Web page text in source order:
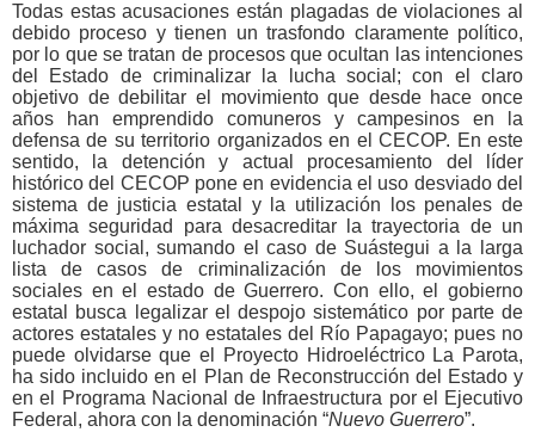
Todas estas acusaciones están plagadas de violaciones al
debido proceso y tienen un trasfondo claramente político,
por lo que se tratan de procesos que ocultan las intenciones
del Estado de criminalizar la lucha social; con el claro
objetivo de debilitar el movimiento que desde hace once
años han emprendido comuneros y campesinos en la
defensa de su territorio organizados en el CECOP. En este
sentido, la detención y actual procesamiento del líder
histórico del CECOP pone en evidencia el uso desviado del
sistema de justicia estatal y la utilización los penales de
máxima seguridad para desacreditar la trayectoria de un
luchador social, sumando el caso de Suástegui a la larga
lista de casos de criminalización de los movimientos
sociales en el estado de Guerrero. Con ello, el gobierno
estatal busca legalizar el despojo sistemático por parte de
actores estatales y no estatales del Río Papagayo; pues no
puede olvidarse que el Proyecto Hidroeléctrico La Parota,
ha sido incluido en el Plan de Reconstrucción del Estado y
en el Programa Nacional de Infraestructura por el Ejecutivo
Federal, ahora con la denominación “Nuevo Guerrero”.